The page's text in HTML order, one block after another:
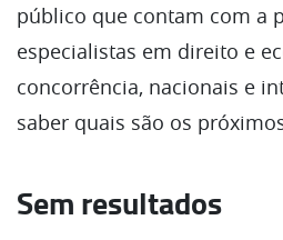
público que contam com a
especialistas em direito e
concorrência, nacionais e
saber quais são os
Sem resultados